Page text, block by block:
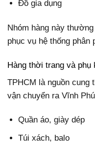
Đồ gia dụng
Nhóm hàng này
phục vụ hệ thống phân
Hàng thời trang và phụ
TPHCM là nguồn cung
vận chuyển ra Vĩnh
Quần áo, giày dép
Túi xách, balo